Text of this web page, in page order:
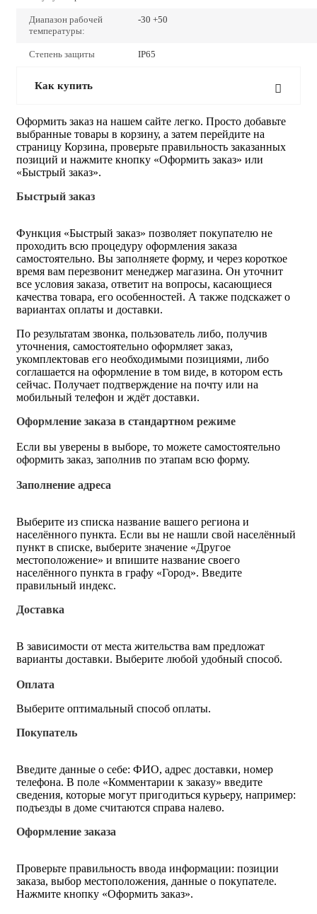
Диапазон рабочей
температуры:
-30 +50
Степень защиты IP65
Как купить
Оформить заказ на нашем сайте легко. Просто добавьте
выбранные товары в корзину, а затем перейдите на
страницу Корзина, проверьте правильность заказанных
позиций и нажмите кнопку «Оформить заказ» или
«Быстрый заказ».
Быстрый заказ
Функция «Быстрый заказ» позволяет покупателю не
проходить всю процедуру оформления заказа
самостоятельно. Вы заполняете форму, и через короткое
время вам перезвонит менеджер магазина. Он уточнит
все условия заказа, ответит на вопросы, касающиеся
качества товара, его особенностей. А также подскажет о
вариантах оплаты и доставки.
По результатам звонка, пользователь либо, получив
уточнения, самостоятельно оформляет заказ,
укомплектовав его необходимыми позициями, либо
соглашается на оформление в том виде, в котором есть
сейчас. Получает подтверждение на почту или на
мобильный телефон и ждёт доставки.
Оформление заказа в стандартном режиме
Если вы уверены в выборе, то можете самостоятельно
оформить заказ, заполнив по этапам всю форму.
Заполнение адреса
Выберите из списка название вашего региона и
населённого пункта. Если вы не нашли свой населённый
пункт в списке, выберите значение «Другое
местоположение» и впишите название своего
населённого пункта в графу «Город». Введите
правильный индекс.
Доставка
В зависимости от места жительства вам предложат
варианты доставки. Выберите любой удобный способ.
Оплата
Выберите оптимальный способ оплаты.
Покупатель
Введите данные о себе: ФИО, адрес доставки, номер
телефона. В поле «Комментарии к заказу» введите
сведения, которые могут пригодиться курьеру, например:
подъезды в доме считаются справа налево.
Оформление заказа
Проверьте правильность ввода информации: позиции
заказа, выбор местоположения, данные о покупателе.
Нажмите кнопку «Оформить заказ».